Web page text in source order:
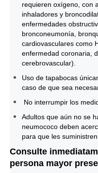
requieren oxígeno, con
inhaladores y
enfermedades
bronconeumonía,
cardiovasculares como
enfermedad coronaria,
cerebrovascular).
Uso de tapabocas
caso de que sea
No interrumpir los
Adultos que aún no se
neumococo deben
para que les
Consulte
persona mayor